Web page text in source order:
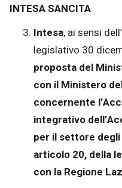
INTESA SANCITA
Intesa, ai sensi
legislativo 30
proposta del
con il Ministero
concernente
integrativo
per il settore
articolo 20, della
con la Regione